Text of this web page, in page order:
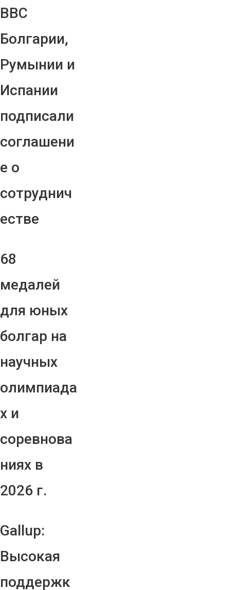
ВВС
Болгарии,
Румынии и
Испании
подписали
соглашени
е о
сотруднич
естве
68
медалей
для юных
болгар на
научных
олимпиада
х и
соревнова
ниях в
2026 г.
Gallup:
Высокая
поддержк